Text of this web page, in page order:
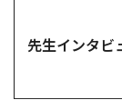
先生インタビ